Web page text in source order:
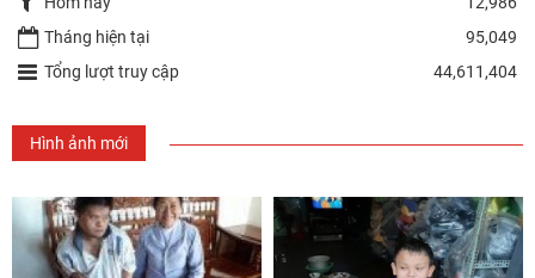
Tháng hiện tại
95,049
Tổng lượt truy cập
44,611,404
Hình ảnh mới